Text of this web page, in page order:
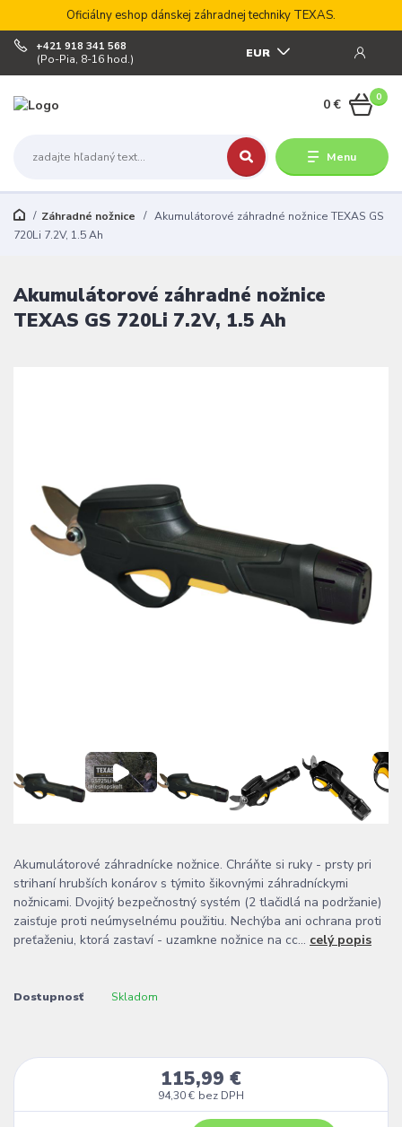
Oficiálny eshop dánskej záhradnej techniky TEXAS.
Menu
EUR
+421 918 341 568
(Po-Pia, 8-16 hod.)
0
0 €
Záhradné nožnice
Akumulátorové záhradné nožnice TEXAS GS
720Li 7.2V, 1.5 Ah
Akumulátorové záhradné nožnice
TEXAS GS 720Li 7.2V, 1.5 Ah
Akumulátorové záhradnícke nožnice. Chráňte si ruky - prsty pri
strihaní hrubších konárov s týmito šikovnými záhradníckymi
nožnicami. Dvojitý bezpečnostný systém (2 tlačidlá na podržanie)
zaisťuje proti neúmyselnému použitiu. Nechýba ani ochrana proti
preťaženiu, ktorá zastaví - uzamkne nožnice na cc... celý popis
Dostupnosť Skladom
115,99 €
94,30 € bez DPH